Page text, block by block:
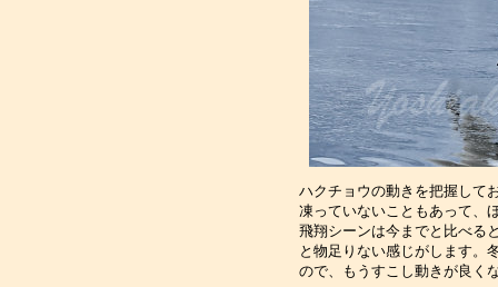
ハクチョウの動きを把握して
凍っていないこともあって、
飛翔シーンは今までと比べる
と物足りない感じがします。
ので、もうすこし動き